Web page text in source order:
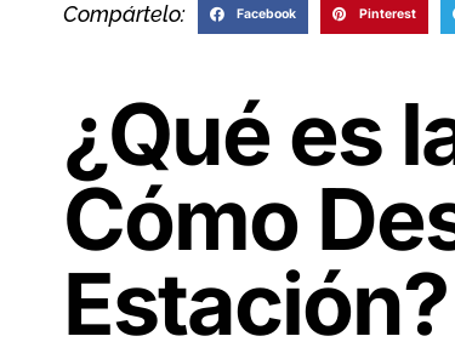
Compártelo: Facebook Pinterest
¿Qué es
Cómo
Estación?